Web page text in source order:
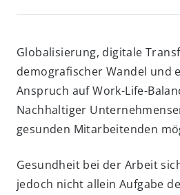
Globalisierung, digitale
demografischer Wandel und
Anspruch auf Work-Life-
Nachhaltiger
gesunden Mitarbeitenden
Gesundheit bei der Arbeit
jedoch nicht allein Aufgabe